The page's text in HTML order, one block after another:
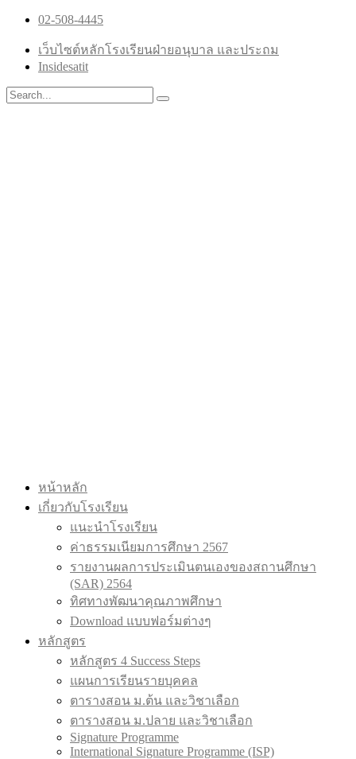
02-508-4445
เว็บไซต์หลักโรงเรียนฝ่ายอนุบาล และประถม
Insidesatit
หน้าหลัก
เกี่ยวกับโรงเรียน
แนะนำโรงเรียน
ค่าธรรมเนียมการศึกษา 2567
รายงานผลการประเมินตนเองของสถานศึกษา
(SAR) 2564
ทิศทางพัฒนาคุณภาพศึกษา
Download แบบฟอร์มต่างๆ
หลักสูตร
หลักสูตร 4 Success Steps
แผนการเรียนรายบุคคล
ตารางสอน ม.ต้น และวิชาเลือก
ตารางสอน ม.ปลาย และวิชาเลือก
Signature Programme
International Signature Programme (ISP)